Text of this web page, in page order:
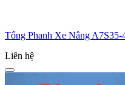
Tổng Phanh Xe Nâng A7S35-
Liên hệ